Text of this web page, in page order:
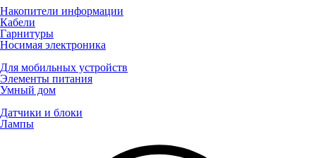
Накопители информации
Кабели
Гарнитуры
Носимая электроника
Для мобильных устройств
Элементы питания
Умный дом
Датчики и блоки
Лампы